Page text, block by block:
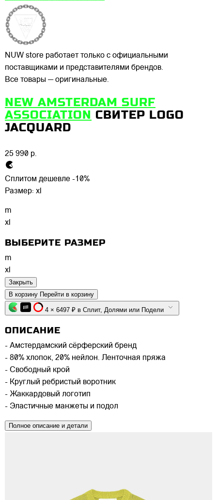
NUW store работает только с официальными
поставщиками и представителями брендов.
Все товары — оригинальные.
NEW AMSTERDAM SURF
ASSOCIATION СВИТЕР LOGO
JACQUARD
25 990 р.
Сплитом дешевле -10%
Размер: xl
m
xl
ВЫБЕРИТЕ РАЗМЕР
m
xl
Закрыть
В корзину Перейти в корзину
4 × 6497 ₽ в Сплит, Долями или Подели
ОПИСАНИЕ
- Амстердамский сёрферский бренд
- 80% хлопок, 20% нейлон. Ленточная пряжа
- Свободный крой
- Круглый ребристый воротник
- Жаккардовый логотип
- Эластичные манжеты и подол
Полное описание и детали